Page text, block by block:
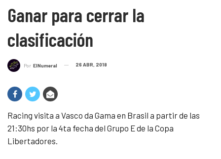
Ganar para cerrar la
clasificación
Por ElNumeral 26 ABR, 2018
Racing visita a Vasco da Gama en Brasil a partir de las
21:30hs por la 4ta fecha del Grupo E de la Copa
Libertadores.